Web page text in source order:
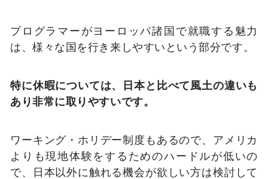
プログラマーがヨーロッパ諸国で就職する魅力
は、様々な国を行き来しやすいという部分です。
特に休暇については、日本と比べて風土の違いも
あり非常に取りやすいです。
ワーキング・ホリデー制度もあるので、アメリカ
よりも現地体験をするためのハードルが低いの
で、日本以外に触れる機会が欲しい方は検討して